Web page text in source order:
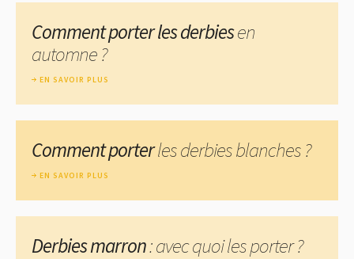
Comment porter les derbiesen
automne ?
EN SAVOIR PLUS
Comment porterles derbies blanches ?
EN SAVOIR PLUS
Derbies marron: avec quoi les porter ?